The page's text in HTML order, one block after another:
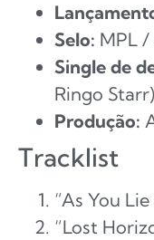
Selo: MPL
Single de
Ringo Starr)
Produção:
Tracklist
“As You
“Lost